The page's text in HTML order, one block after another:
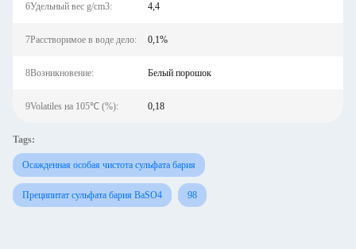
6Удельный вес g/cm3: 4,4
7Расстворимое в воде дело: 0,1%
8Возникновение: Белый порошок
9Volatiles на 105℃ (%): 0,18
Tags:
Осажденная особая чистота сульфата бария
Преципитат сульфата бария BaSO4 98